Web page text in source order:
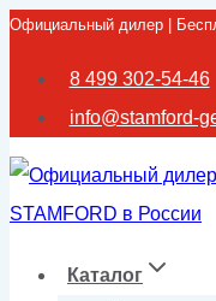
Перейти
Официальный дилер |
8 499 302-54-46
info@stamford-
Каталог